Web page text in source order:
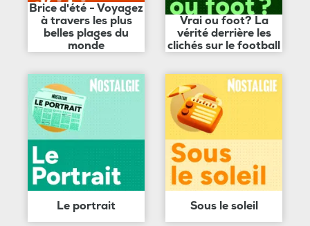
Brice d'été - Voyagez
à travers les plus
belles plages du
monde
Vrai ou foot? La
vérité derrière les
clichés sur le football
Le portrait Sous le soleil